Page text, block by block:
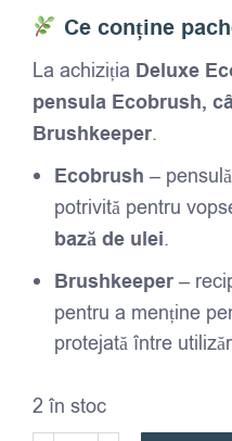
Ce conține
La achiziția Deluxe
pensula Ecobrush,
Brushkeeper.
Ecobrush –
potrivită pentru
bază de ulei.
Brushkeeper –
pentru a menține
protejată între
2 în stoc